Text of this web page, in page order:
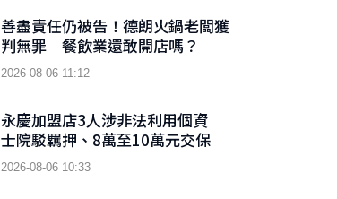
善盡責任仍被告！德朗火鍋老闆獲
判無罪 餐飲業還敢開店嗎？
2026-08-06 11:12
永慶加盟店3人涉非法利用個資
士院駁羈押、8萬至10萬元交保
2026-08-06 10:33